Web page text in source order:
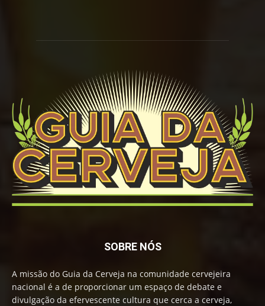
SOBRE NÓS
A missão do Guia da Cerveja na comunidade cervejeira
nacional é a de proporcionar um espaço de debate e
divulgação da efervescente cultura que cerca a cerveja,